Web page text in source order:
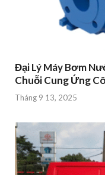
Đại Lý Máy Bơm
Chuỗi Cung Ứng
Tháng 9 13, 2025